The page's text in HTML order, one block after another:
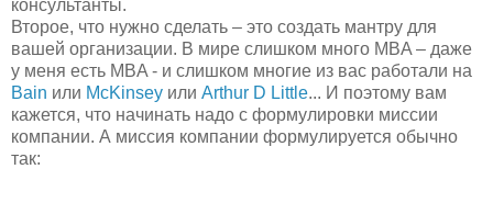
консультанты.
Второе, что нужно сделать – это создать мантру для
вашей организации. В мире слишком много MBA – даже
у меня есть MBA - и слишком многие из вас работали на
Bain или McKinsey или Arthur D Little... И поэтому вам
кажется, что начинать надо с формулировки миссии
компании. А миссия компании формулируется обычно
так: